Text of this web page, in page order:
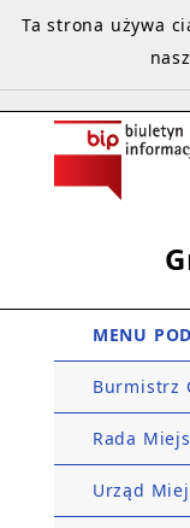
MENU
Burmistrz
Rada
Urząd
Ta strona używa